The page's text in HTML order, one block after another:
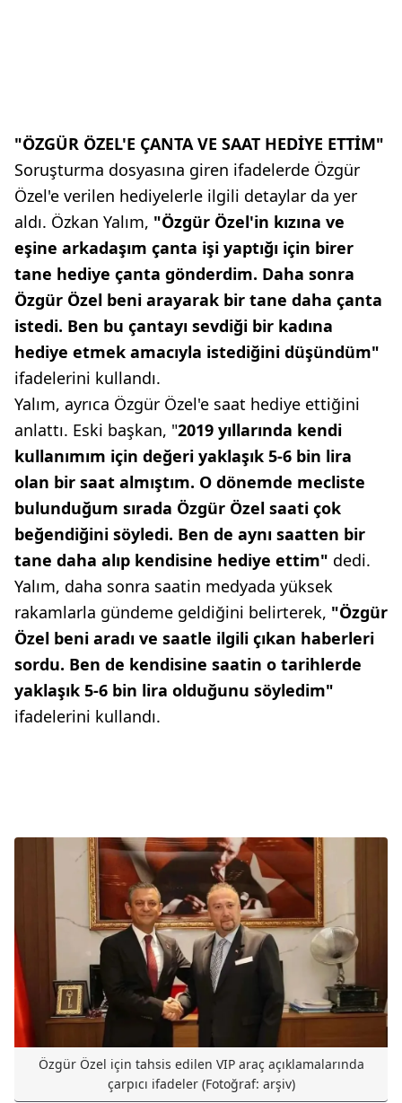
"ÖZGÜR ÖZEL'E ÇANTA VE SAAT HEDİYE ETTİM"
Soruşturma dosyasına giren ifadelerde Özgür
Özel'e verilen hediyelerle ilgili detaylar da yer
aldı. Özkan Yalım, "Özgür Özel'in kızına ve
eşine arkadaşım çanta işi yaptığı için birer
tane hediye çanta gönderdim. Daha sonra
Özgür Özel beni arayarak bir tane daha çanta
istedi. Ben bu çantayı sevdiği bir kadına
hediye etmek amacıyla istediğini düşündüm"
ifadelerini kullandı.
Yalım, ayrıca Özgür Özel'e saat hediye ettiğini
anlattı. Eski başkan, "2019 yıllarında kendi
kullanımım için değeri yaklaşık 5-6 bin lira
olan bir saat almıştım. O dönemde mecliste
bulunduğum sırada Özgür Özel saati çok
beğendiğini söyledi. Ben de aynı saatten bir
tane daha alıp kendisine hediye ettim" dedi.
Yalım, daha sonra saatin medyada yüksek
rakamlarla gündeme geldiğini belirterek, "Özgür
Özel beni aradı ve saatle ilgili çıkan haberleri
sordu. Ben de kendisine saatin o tarihlerde
yaklaşık 5-6 bin lira olduğunu söyledim"
ifadelerini kullandı.
Özgür Özel için tahsis edilen VIP araç açıklamalarında
çarpıcı ifadeler (Fotoğraf: arşiv)